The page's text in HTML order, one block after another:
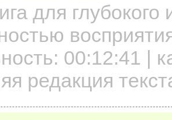
для
00:12:41 |
редакция